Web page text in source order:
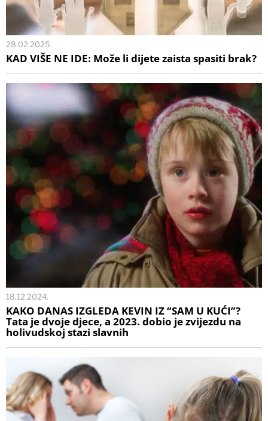
28.02.2025.
KAD VIŠE NE IDE: Može li dijete zaista spasiti brak?
18.12.2024.
KAKO DANAS IZGLEDA KEVIN IZ “SAM U KUĆI”?
Tata je dvoje djece, a 2023. dobio je zvijezdu na
holivudskoj stazi slavnih